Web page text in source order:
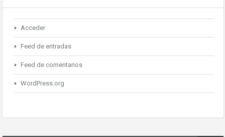
Acceder
Feed de entradas
Feed de comentarios
WordPress.org